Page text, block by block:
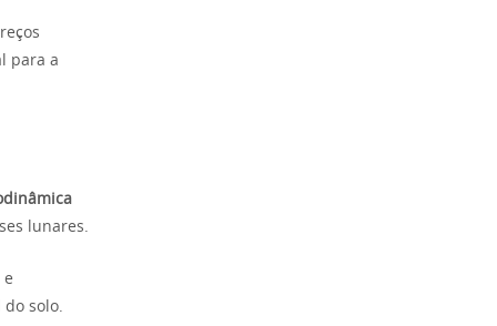
para a
lunares.
e
solo.